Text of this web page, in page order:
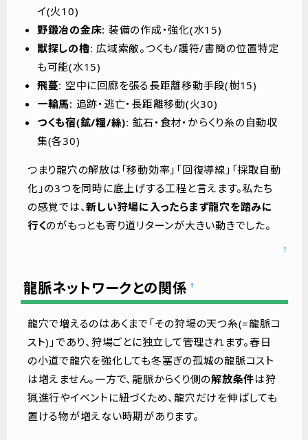
イ(火10)
野鍛冶の金床: 装備の作成・強化(水15)
獣探しの櫓: 広域索敵。つくも/護符/書簡の位置特定
も可能(水15)
飛蔓: 空中に回廊を張る長距離移動手段(樹15)
一輪馬: 追跡・逃亡・長距離移動(火30)
つくも宿(鉱/糧/絲): 鉱石・食材・からくり糸の自動収
集(各30)
つまり龍穴の解放は「移動効率」「回復導線」「採取自動
化」の3つを同時に底上げする工程と言えます。私たち
の感覚では、新しい狩場に入ったらまず龍穴を踏みに
行くのがもっとも寄り道リターンが大きい動きでした。
↑
龍脈ネットワークとの関係 †
龍穴で増えるのはあくまで「その狩場の天つ糸(=龍脈コ
スト)」であり、狩場ごとに独立して管理されます。春日
の小道で龍穴を強化しても冬塞ぎの孤城の龍脈コスト
は増えません。一方で、龍脈からくり側の解放条件は狩
猟進行やイベントに紐づくため、龍穴だけを伸ばしても
置ける物が増えない時期があります。